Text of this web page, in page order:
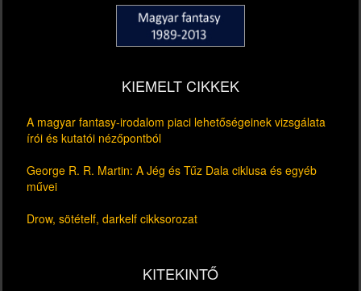
KIEMELT CIKKEK
A magyar fantasy-irodalom piaci lehetőségeinek vizsgálata
írói és kutatói nézőpontból
George R. R. Martin: A Jég és Tűz Dala ciklusa és egyéb
művei
Drow, sötételf, darkelf cikksorozat
KITEKINTŐ